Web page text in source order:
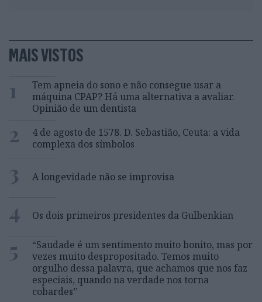
MAIS VISTOS
1
Tem apneia do sono e não consegue usar a
máquina CPAP? Há uma alternativa a avaliar.
Opinião de um dentista
2
4 de agosto de 1578. D. Sebastião, Ceuta: a vida
complexa dos símbolos
3 A longevidade não se improvisa
4 Os dois primeiros presidentes da Gulbenkian
5
“Saudade é um sentimento muito bonito, mas por
vezes muito despropositado. Temos muito
orgulho dessa palavra, que achamos que nos faz
especiais, quando na verdade nos torna
cobardes’’